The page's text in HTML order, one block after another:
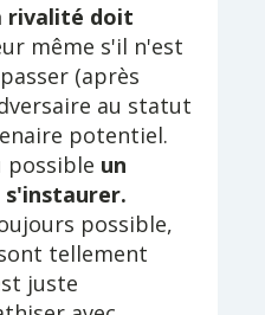
rivalité doit
même s'il n'est
(après
au statut
potentiel.
possible un
possible,
tellement
juste